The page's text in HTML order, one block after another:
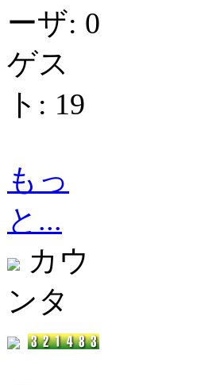
ーザ: 0
ゲス
ト: 19
もっ
と...
カウ
ンタ